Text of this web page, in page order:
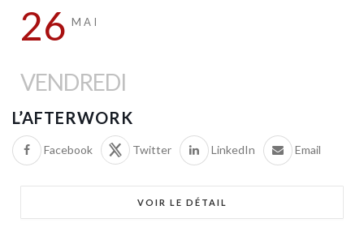
26 MAI
VENDREDI
L’AFTERWORK
Facebook Twitter LinkedIn Email
VOIR LE DÉTAIL